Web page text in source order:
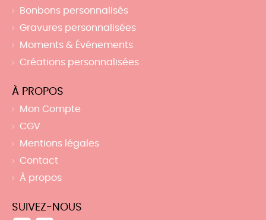
Bonbons personnalisés
Gravures personnalisées
Moments & Événements
Créations personnalisées
À PROPOS
Mon Compte
CGV
Mentions légales
Contact
À propos
SUIVEZ-NOUS